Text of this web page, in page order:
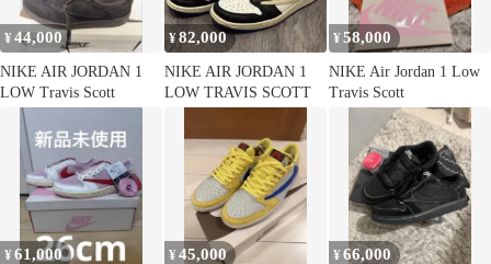
¥44,000
NIKE AIR JORDAN 1
LOW Travis Scott
¥82,000
NIKE AIR JORDAN 1
LOW TRAVIS SCOTT
¥58,000
NIKE Air Jordan 1 Low
Travis Scott
¥61,000 ¥45,000 ¥66,000